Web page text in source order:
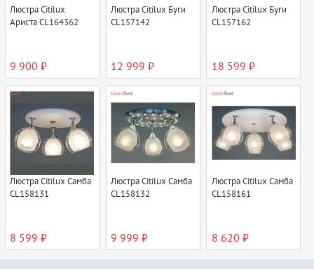
Люстра Citilux
Ариста CL164362
9 900 ₽
Люстра Citilux Буги
CL157142
12 999 ₽
Люстра Citilux Буги
CL157162
18 599 ₽
Люстра Citilux Самба
CL158131
8 599 ₽
Люстра Citilux Самба
CL158132
9 999 ₽
Люстра Citilux Самба
CL158161
8 620 ₽